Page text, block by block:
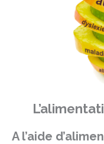
A l’aide